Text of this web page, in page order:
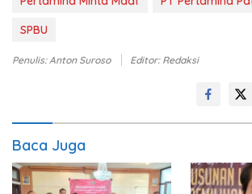
SPBU
Penulis: Anton Suroso Editor: Redaksi
Baca Juga